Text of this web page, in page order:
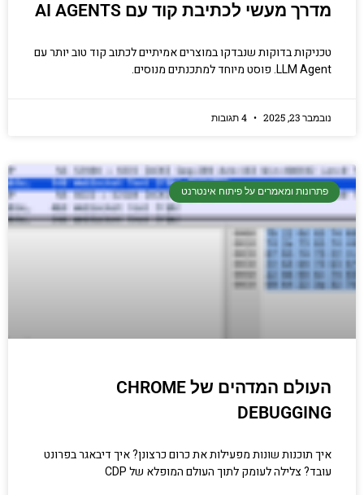
מדרך מעשי לכתיבת קוד עם AI AGENTS
טכניקות בדוקות שנבדקו במוצרים אמיתיים לכתוב קוד טוב יותר עם
LLM Agent. פוסט מיוחד למתכנתים מנוסים.
נובמבר 23, 2025
פתרונות ומאמרים על פיתוח אינטרנט
העולם המדהים של CHROME
DEBUGGING
איך תוכנות שונות מפעילות את כרום כרצונן? איך דיבאגר בפרונט
עובד? צלילה לעומק לתוך העולם המופלא של CDP